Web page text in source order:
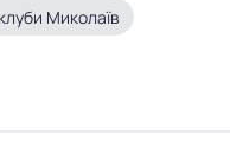
Миколаїв